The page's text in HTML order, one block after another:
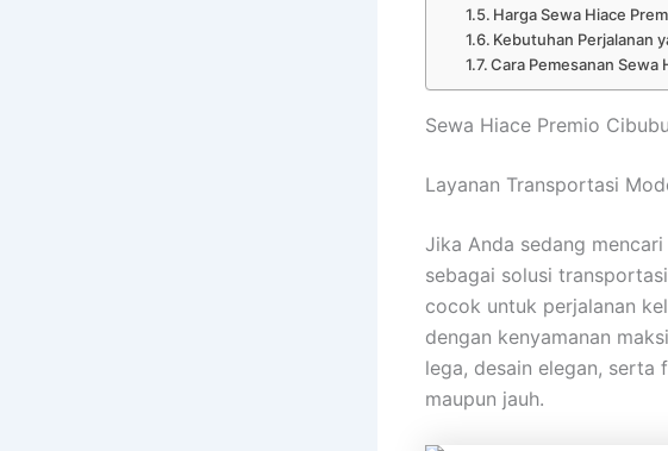
Harga Sewa Hiace
Kebutuhan Perjalanan
Cara Pemesanan Sewa
Sewa Hiace Premio
Layanan Transportasi
Jika Anda sedang mencari
sebagai solusi
cocok untuk perjalanan
dengan kenyamanan
lega, desain elegan, serta
maupun jauh.